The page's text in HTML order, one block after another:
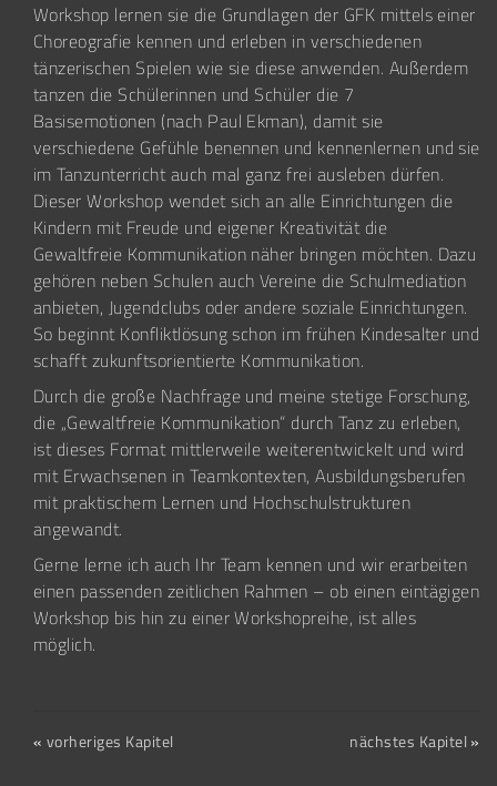
Workshop lernen sie die Grundlagen der GFK mittels einer
Choreografie kennen und erleben in verschiedenen
tänzerischen Spielen wie sie diese anwenden. Außerdem
tanzen die Schülerinnen und Schüler die 7
Basisemotionen (nach Paul Ekman), damit sie
verschiedene Gefühle benennen und kennenlernen und sie
im Tanzunterricht auch mal ganz frei ausleben dürfen.
Dieser Workshop wendet sich an alle Einrichtungen die
Kindern mit Freude und eigener Kreativität die
Gewaltfreie Kommunikation näher bringen möchten. Dazu
gehören neben Schulen auch Vereine die Schulmediation
anbieten, Jugendclubs oder andere soziale Einrichtungen.
So beginnt Konfliktlösung schon im frühen Kindesalter und
schafft zukunftsorientierte Kommunikation.
Durch die große Nachfrage und meine stetige Forschung,
die „Gewaltfreie Kommunikation“ durch Tanz zu erleben,
ist dieses Format mittlerweile weiterentwickelt und wird
mit Erwachsenen in Teamkontexten, Ausbildungsberufen
mit praktischem Lernen und Hochschulstrukturen
angewandt.
Gerne lerne ich auch Ihr Team kennen und wir erarbeiten
einen passenden zeitlichen Rahmen – ob einen eintägigen
Workshop bis hin zu einer Workshopreihe, ist alles
möglich.
« vorheriges Kapitel nächstes Kapitel »